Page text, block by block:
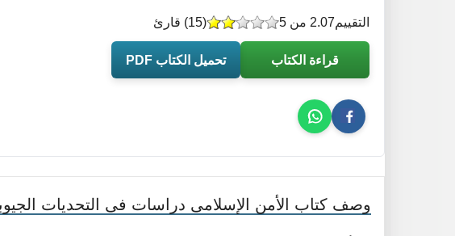
التقييم (
15) قارئ 2.07 من 5
قراءة الكتاب تحميل الكتاب PDF
وصف كتاب الأمن الإسلامى دراسات فى التحديات